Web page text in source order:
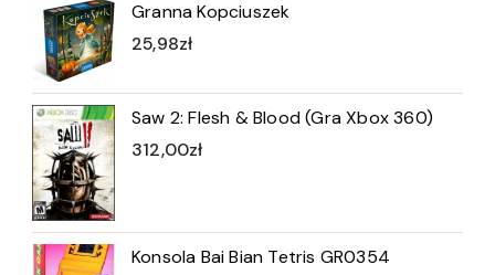
Granna Kopciuszek
25,98zł
Saw 2: Flesh & Blood (Gra Xbox 360)
312,00zł
Konsola Bai Bian Tetris GR0354